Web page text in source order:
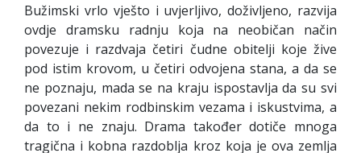
Bužimski vrlo vješto i uvjerljivo, doživljeno, razvija
ovdje dramsku radnju koja na neobičan način
povezuje i razdvaja četiri čudne obitelji koje žive
pod istim krovom, u četiri odvojena stana, a da se
ne poznaju, mada se na kraju ispostavlja da su svi
povezani nekim rodbinskim vezama i iskustvima, a
da to i ne znaju. Drama također dotiče mnoga
tragična i kobna razdoblja kroz koja je ova zemlja